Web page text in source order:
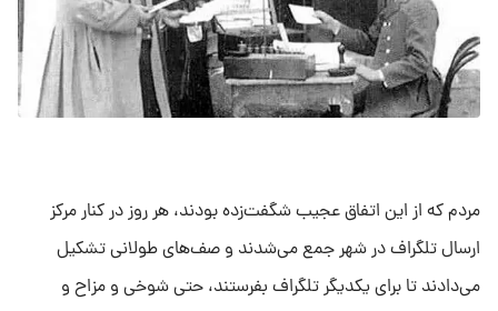
مردم که از این اتفاق عجیب شگفت‌زده بودند، هر روز در کنار مرکز
ارسال تلگراف در شهر جمع می‌شدند و صف‌های طولانی تشکیل
می‌دادند تا برای یکدیگر تلگراف بفرستند، حتی شوخی و مزاح و